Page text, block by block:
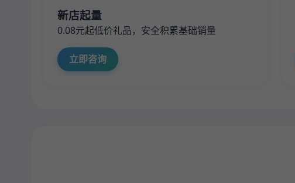
新店起量
0.08元起低价礼品，安全积累基础销量
立即咨询